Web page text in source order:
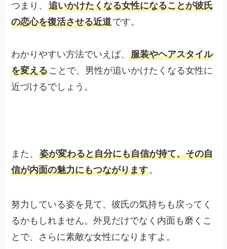
つまり、追いかけたくなる女性になることが彼氏
の恋心を復活させる近道です。
わかりやすい方法でいえば、服装やヘアスタイル
を変えることで、男性が追いかけたくなる女性に
近づけるでしょう。
また、姿が変わると自分にも自信が持て、その自
信が内面の魅力にもつながります。
努力している姿を見て、彼氏の気持ちも戻ってく
るかもしれません。外見だけでなく内面も磨くこ
とで、さらに素敵な女性になりますよ。